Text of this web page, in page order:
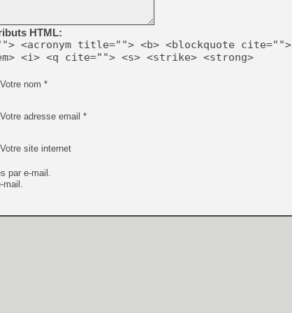
HTML:
title=""> <b> <blockquote cite="">
<i> <q cite=""> <s> <strike> <strong>
Votre nom *
Votre adresse email *
Votre site internet
par e-mail.
mail.